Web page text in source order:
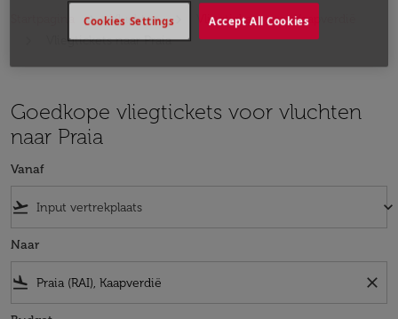
Vluchten
Vliegtickets naar Kaapverdië
Vliegtickets naar Praia
Goedkope vliegtickets voor vluchten
naar Praia
Vanaf
flight_takeoff keyboard_arrow_down
Naar
flight_land close
Accept All Cookies
Cookies Settings